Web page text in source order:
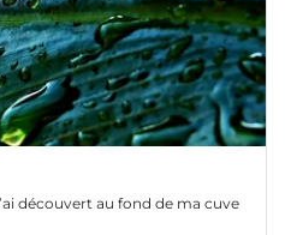
découvert au fond de ma cuve